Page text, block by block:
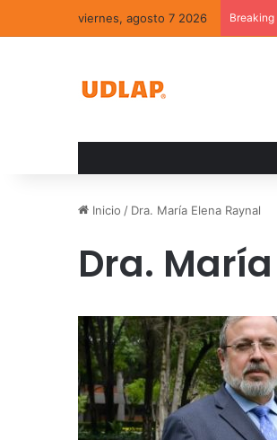
viernes, agosto 7 2026
Inicio / Dra. María Elena Raynal
Dra.